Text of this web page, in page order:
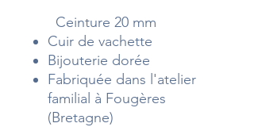
Ceinture 20 mm
Cuir de vachette
Bijouterie dorée
Fabriquée dans l'atelier
familial à Fougères
(Bretagne)